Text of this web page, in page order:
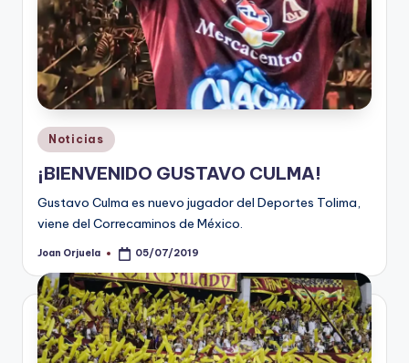
Publicado
en
Noticias
¡BIENVENIDO GUSTAVO CULMA!
Gustavo Culma es nuevo jugador del Deportes Tolima,
viene del Correcaminos de México.
Publicado
Joan Orjuela 05/07/2019